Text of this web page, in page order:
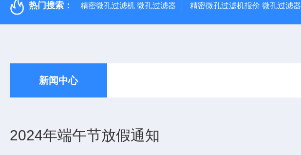
热门搜索： 精密微孔过滤机 微孔过滤器 精密微孔过滤机报价 微孔过滤器
新闻中心
2024年端午节放假通知